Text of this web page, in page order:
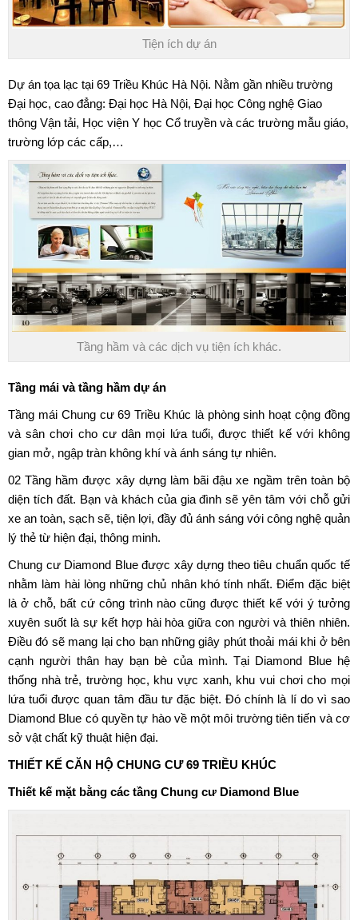
Tiện ích dự án
Dự án tọa lạc tại 69 Triều Khúc Hà Nội. Nằm gần nhiều trường
Đại học, cao đẳng: Đại học Hà Nội, Đại học Công nghệ Giao
thông Vận tải, Học viện Y học Cổ truyền và các trường mẫu giáo,
trường lớp các cấp,…
Tầng hầm và các dịch vụ tiện ích khác.
Tầng mái và tầng hầm dự án
Tầng mái Chung cư 69 Triều Khúc là phòng sinh hoạt cộng đồng
và sân chơi cho cư dân mọi lứa tuổi, được thiết kế với không
gian mở, ngập tràn không khí và ánh sáng tự nhiên.
02 Tầng hầm được xây dựng làm bãi đậu xe ngầm trên toàn bộ
diện tích đất. Bạn và khách của gia đình sẽ yên tâm với chỗ gửi
xe an toàn, sạch sẽ, tiện lợi, đầy đủ ánh sáng với công nghệ quản
lý thẻ từ hiện đại, thông minh.
Chung cư Diamond Blue được xây dựng theo tiêu chuẩn quốc tế
nhằm làm hài lòng những chủ nhân khó tính nhất. Điểm đặc biệt
là ở chỗ, bất cứ công trình nào cũng được thiết kế với ý tưởng
xuyên suốt là sự kết hợp hài hòa giữa con người và thiên nhiên.
Điều đó sẽ mang lại cho bạn những giây phút thoải mái khi ở bên
cạnh người thân hay bạn bè của mình. Tại Diamond Blue hệ
thống nhà trẻ, trường học, khu vực xanh, khu vui chơi cho mọi
lứa tuổi được quan tâm đầu tư đặc biệt. Đó chính là lí do vì sao
Diamond Blue có quyền tự hào về một môi trường tiên tiến và cơ
sở vật chất kỹ thuật hiện đại.
THIẾT KẾ CĂN HỘ CHUNG CƯ 69 TRIỀU KHÚC
Thiết kế mặt bằng các tầng Chung cư Diamond Blue